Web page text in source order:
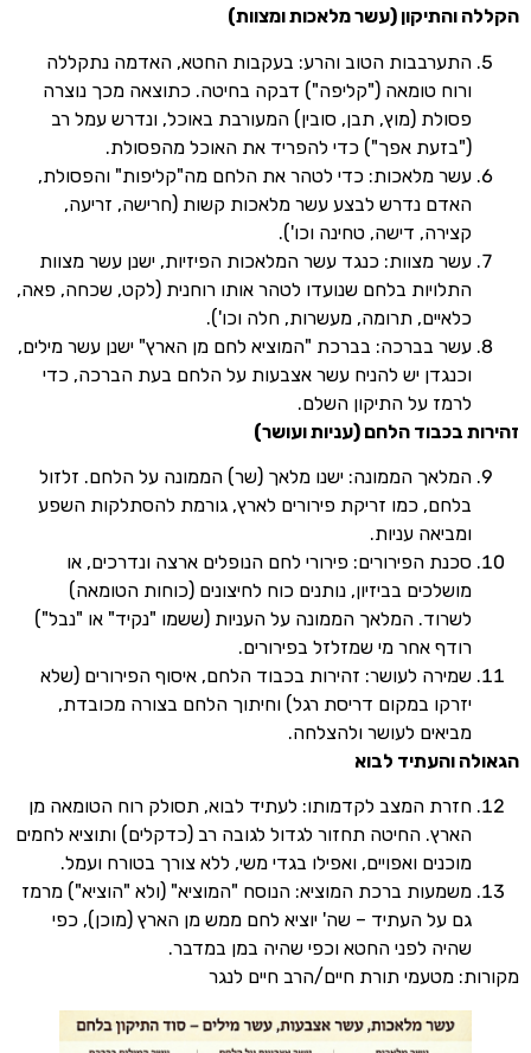
(עשר מלאכות ומצוות)
הטוב והרע: בעקבות החטא, האדמה נתקללה
טומאה ("קליפה") דבקה בחיטה. כתוצאה מכך נוצרה
(מוץ, תבן, סובין) המעורבת באוכל, ונדרש עמל רב
אפך") כדי להפריד את האוכל מהפסולת.
מלאכות: כדי לטהר את הלחם מה"קליפות" והפסולת,
נדרש לבצע עשר מלאכות קשות (חרישה, זריעה,
דישה, טחינה וכו').
מצוות: כנגד עשר המלאכות הפיזיות, ישנן עשר מצוות
בלחם שנועדו לטהר אותו רוחנית (לקט, שכחה, פאה,
תרומה, מעשרות, חלה וכו').
בברכה: בברכת "המוציא לחם מן הארץ" ישנן עשר מילים,
יש להניח עשר אצבעות על הלחם בעת הברכה, כדי
על התיקון השלם.
בכבוד הלחם (עניות ועושר)
הממונה: ישנו מלאך (שר) הממונה על הלחם. זלזול
כמו זריקת פירורים לארץ, גורמת להסתלקות השפע
עניות.
הפירורים: פירורי לחם הנופלים ארצה ונדרכים, או
בביזיון, נותנים כוח לחיצונים (כוחות הטומאה)
המלאך הממונה על העניות (ששמו "נקיד" או "נבל")
אחר מי שמזלזל בפירורים.
לעושר: זהירות בכבוד הלחם, איסוף הפירורים (שלא
במקום דריסת רגל) וחיתוך הלחם בצורה מכובדת,
לעושר ולהצלחה.
והעתיד לבוא
המצב לקדמותו: לעתיד לבוא, תסולק רוח הטומאה מן
החיטה תחזור לגדול לגובה רב (כדקלים) ותוציא לחמים
ואפויים, ואפילו בגדי משי, ללא צורך בטורח ועמל.
ברכת המוציא: הנוסח "המוציא" (ולא "הוציא") מרמז
על העתיד – שה' יוציא לחם ממש מן הארץ (מוכן), כפי
לפני החטא וכפי שהיה במן במדבר.
מטעמי תורת חיים/הרב חיים לנגר